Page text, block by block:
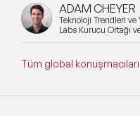
ADAM CHEYER
Teknoloji Trendleri ve
Labs Kurucu Ortağı
Tüm global